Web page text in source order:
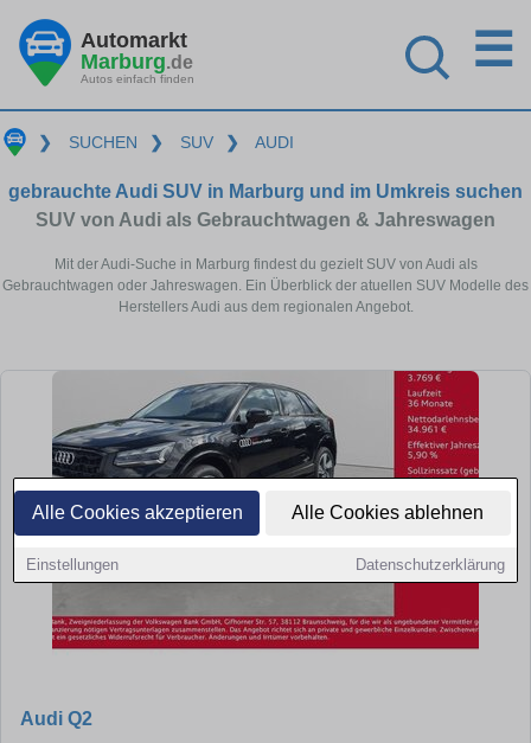
Alle Cookies akzeptieren Alle Cookies ablehnen
Einstellungen Datenschutzerklärung
Automarkt
Marburg.de
Autos einfach finden
☰
❯ SUCHEN ❯ SUV ❯ AUDI
gebrauchte Audi SUV in Marburg und im Umkreis suchen
SUV von Audi als Gebrauchtwagen & Jahreswagen
Mit der Audi-Suche in Marburg findest du gezielt SUV von Audi als
Gebrauchtwagen oder Jahreswagen. Ein Überblick der atuellen SUV Modelle des
Herstellers Audi aus dem regionalen Angebot.
Audi Q2